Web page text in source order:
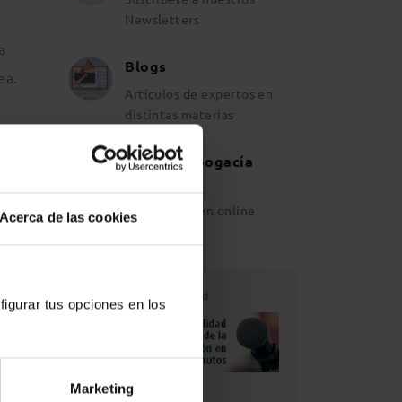
Acerca de las cookies
tus opciones en los
Marketing
Newsletters
Blogs
Artículos de expertos en
distintas materias
Revista Abogacía
Ahora también online
Publicidad